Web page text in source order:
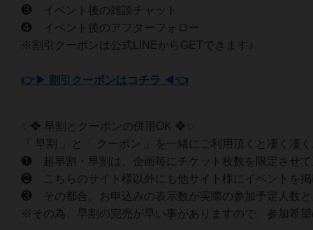
❸ イベント後の雑談チャット
❹ イベント後のアフターフォロー
※割引クーポンは公式LINEからGETできます♪
👉▶ 割引クーポンはコチラ ◀👈
✨❖ 早割とクーポンの併用OK ❖✨
「 早割 」と「 クーポン 」を一緒にご利用頂くと凄く凄
❶ 超早割・早割は、企画毎にチケット枚数を限定させて
❷ こちらのサイト様以外にも他サイト様にイベントを掲
❸ その都合、お申込みの表示数が実際の参加予定人数と
※その為、早割の完売が早い事がありますので、参加希